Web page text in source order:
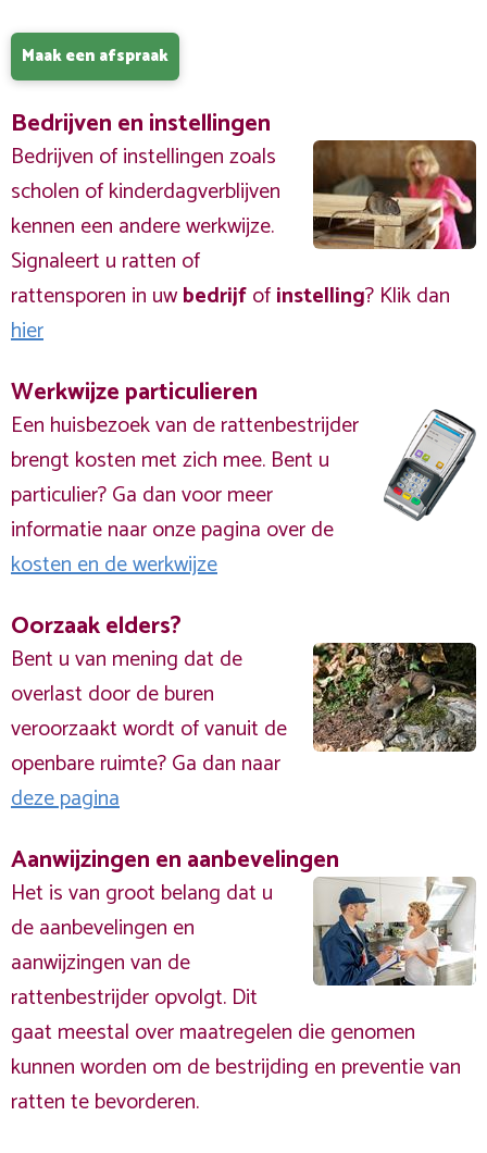
Maak een afspraak
Bedrijven en instellingen
Bedrijven of instellingen zoals
scholen of kinderdagverblijven
kennen een andere werkwijze.
Signaleert u ratten of
rattensporen in uwbedrijfofinstelling? Klik dan
hier
Werkwijze particulieren
Een huisbezoek van de rattenbestrijder
brengt kosten met zich mee. Bent u
particulier? Ga dan voor meer
informatie naar onze pagina over de
kosten en de werkwijze
Oorzaak elders?
Bent u van mening dat de
overlast door de buren
veroorzaakt wordt of vanuit de
openbare ruimte? Ga dan naar
deze pagina
Aanwijzingen en aanbevelingen
Het is van groot belang dat u
de aanbevelingen en
aanwijzingen van de
rattenbestrijder opvolgt. Dit
gaat meestal over maatregelen die genomen
kunnen worden om de bestrijding en preventie van
ratten te bevorderen.